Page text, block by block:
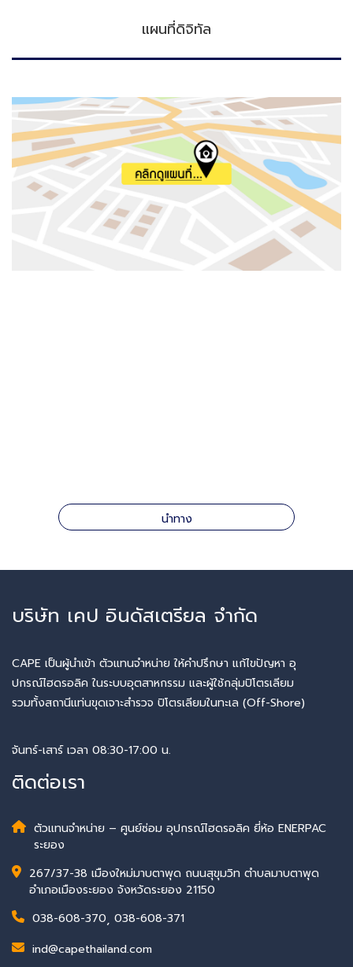
แผนที่ดิจิทัล
นำทาง
บริษัท เคป อินดัสเตรียล จำกัด
CAPE เป็นผู้นำเข้า ตัวแทนจำหน่าย ให้คำปรึกษา แก้ไขปัญหา อุ
ปกรณ์ไฮดรอลิค ในระบบอุตสาหกรรม และผู้ใช้กลุ่มปิโตรเลียม
รวมทั้งสถานีแท่นขุดเจาะสำรวจ ปิโตรเลียมในทะเล (Off-Shore)
จันทร์-เสาร์ เวลา 08:30-17:00 น.
ติดต่อเรา
ตัวแทนจำหน่าย – ศูนย์ซ่อม อุปกรณ์ไฮดรอลิค ยี่ห้อ ENERPAC
ระยอง
267/37-38 เมืองใหม่มาบตาพุด ถนนสุขุมวิท ตำบลมาบตาพุด
อำเภอเมืองระยอง จังหวัดระยอง 21150
038-608-370, 038-608-371
ind@capethailand.com